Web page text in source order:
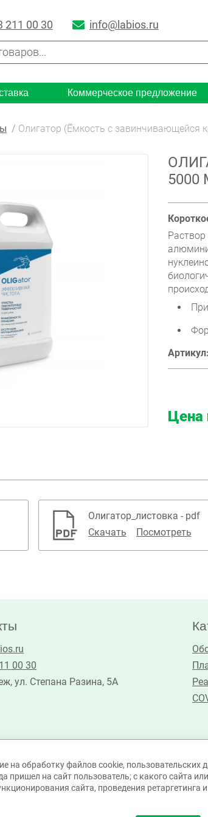
211 00 30 info@labios.ru
Коммерческое предложение
Олигатор (Ёмкость с завинчивающейся
5000
Раствор
Артикул:
Цена
Олигатор_листовка - pdf
Скачать
Посмотреть
на обработку файлов cookie,
пришел на сайт пользователь; с какого сайта
сайта, проведения
00 30
ул. Степана Разина, 5А